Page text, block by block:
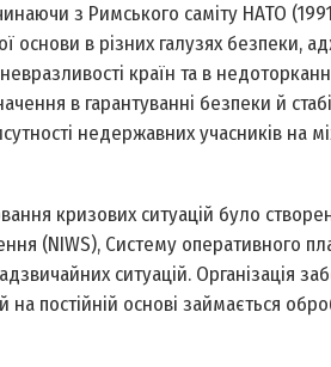
з Римського саміту НАТО
основи в різних галузях безпеки,
країн та в
в гарантуванні безпеки й
недержавних учасників на
кризових ситуацій було
(NIWS), Систему оперативного
ситуацій. Організація
постійній основі займається